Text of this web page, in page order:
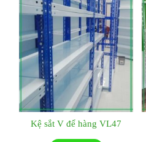
Kệ sắt V để hàng VL47